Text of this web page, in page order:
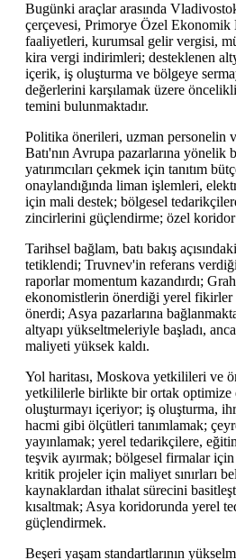
Bugünki araçlar arasında
çerçevesi, Primorye Özel
faaliyetleri, kurumsal gelir vergisi,
kira vergi indirimleri; desteklenen
içerik, iş oluşturma ve bölgeye
değerlerini karşılamak üzere
temini bulunmaktadır.
Politika önerileri, uzman personelin
Batı'nın Avrupa pazarlarına yönelik
yatırımcıları çekmek için tanıtım
onaylandığında liman işlemleri,
için mali destek; bölgesel
zincirlerini güçlendirme; özel
Tarihsel bağlam, batı bakış
tetiklendi; Truvnev'in referans
raporlar momentum kazandırdı;
ekonomistlerin önerdiği yerel fikirler
önerdi; Asya pazarlarına
altyapı yükseltmeleriyle başladı,
maliyeti yüksek kaldı.
Yol haritası, Moskova yetkilileri ve
yetkililerle birlikte bir ortak optimize
oluşturmayı içeriyor; iş oluşturma,
hacmi gibi ölçütleri tanımlamak;
yayınlamak; yerel tedarikçilere,
teşvik ayırmak; bölgesel firmalar
kritik projeler için maliyet sınırları
kaynaklardan ithalat sürecini
kısaltmak; Asya koridorunda yerel
güçlendirmek.
Beşeri yaşam standartlarının